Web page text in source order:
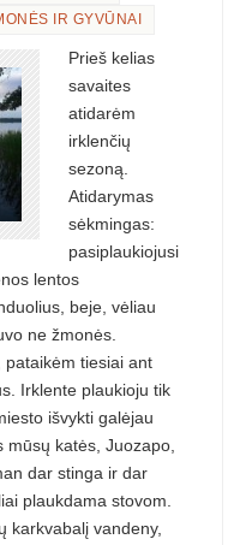
IR GYVŪNAI
Prieš kelias
savaites
atidarėm
irklenčių
sezoną.
Atidarymas
sėkmingas:
pasiplaukiojusi
lentos
beje, vėliau
ne žmonės.
pataikėm tiesiai ant
Irklente plaukioju tik
išvykti galėjau
mūsų katės, Juozapo,
dar stinga ir dar
plaukdama stovom.
karkvabalį vandeny,